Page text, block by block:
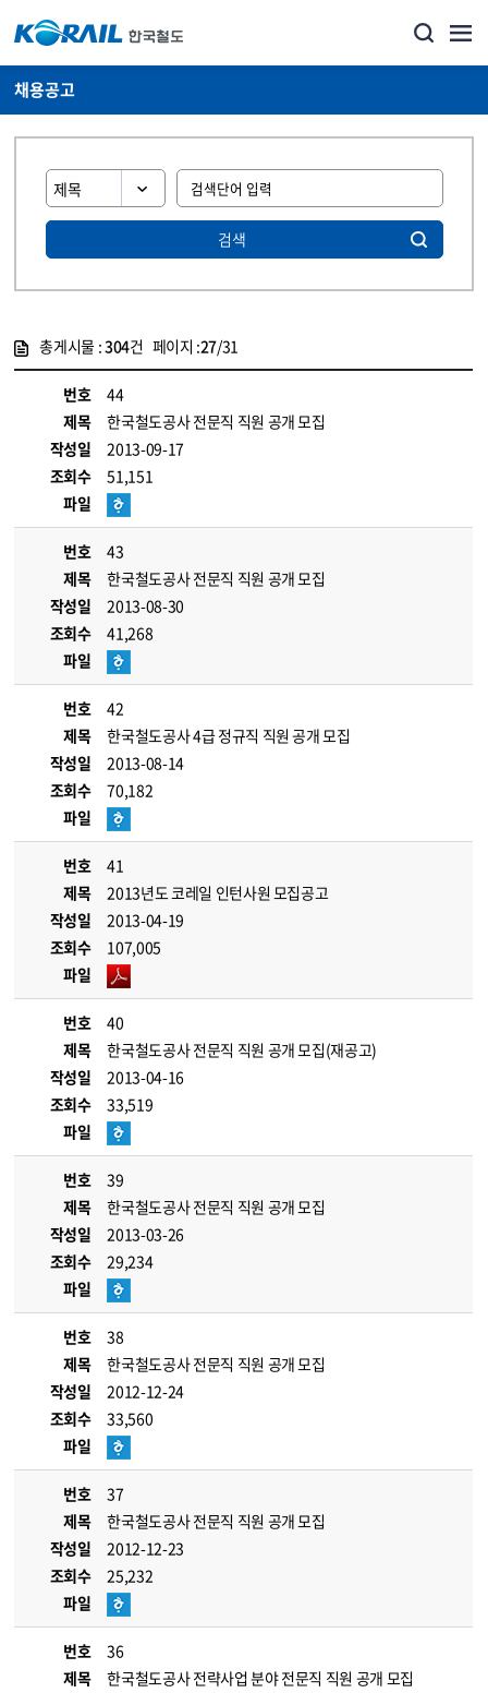
채용공고
검색
총게시물 :304건 페이지 :27/31
번호
44
제목
한국철도공사 전문직 직원 공개 모집
작성일
2013-09-17
조회수
51,151
파일
번호
43
제목
한국철도공사 전문직 직원 공개 모집
작성일
2013-08-30
조회수
41,268
파일
번호
42
제목
한국철도공사 4급 정규직 직원 공개 모집
작성일
2013-08-14
조회수
70,182
파일
번호
41
제목
2013년도 코레일 인턴사원 모집공고
작성일
2013-04-19
조회수
107,005
파일
번호
40
제목
한국철도공사 전문직 직원 공개 모집(재공고)
작성일
2013-04-16
조회수
33,519
파일
번호
39
제목
한국철도공사 전문직 직원 공개 모집
작성일
2013-03-26
조회수
29,234
파일
번호
38
제목
한국철도공사 전문직 직원 공개 모집
작성일
2012-12-24
조회수
33,560
파일
번호
37
제목
한국철도공사 전문직 직원 공개 모집
작성일
2012-12-23
조회수
25,232
파일
번호
36
제목
한국철도공사 전략사업 분야 전문직 직원 공개 모집